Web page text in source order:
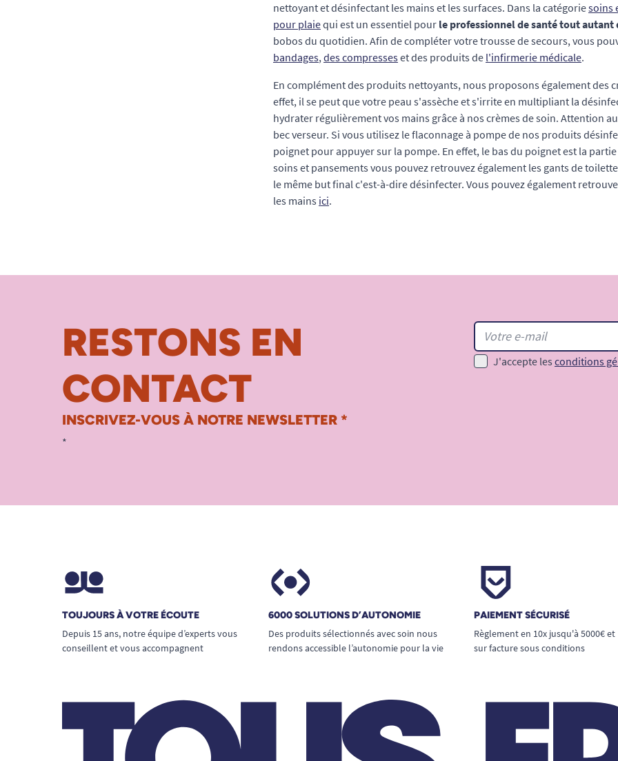
nettoyant et désinfectant les mains et les surfaces. Dans la catégoriesoins
pour plaiequi est un essentiel pour le professionnel de santé tout
bobos du quotidien. Afin de compléter votre trousse de secours, vous
bandages,des compresseset des produits de l'infirmerie médicale.
En complément des produits nettoyants, nous proposons également des
effet, il se peut que votre peau s'assèche et s'irrite en multipliant la
hydrater régulièrement vos mains grâce à nos crèmes de soin. Attention
bec verseur. Si vous utilisez le flaconnage à pompe de nos produits
poignet pour appuyer sur la pompe. En effet, le bas du poignet est la
soins et pansements vous pouvez retrouvez également les gants de
le même but final c'est-à-dire désinfecter. Vous pouvez également
les mains ici.
RESTONS EN
CONTACT
INSCRIVEZ-VOUS À NOTRE NEWSLETTER *
*
J'accepte les conditions
TOUJOURS À VOTRE ÉCOUTE
Depuis 15 ans, notre équipe d’experts vous
conseillent et vous accompagnent
6000 SOLUTIONS D’AUTONOMIE
Des produits sélectionnés avec soin nous
rendons accessible l’autonomie pour la vie
PAIEMENT SÉCURISÉ
Règlement en 10x jusqu'à 5000€
sur facture sous conditions